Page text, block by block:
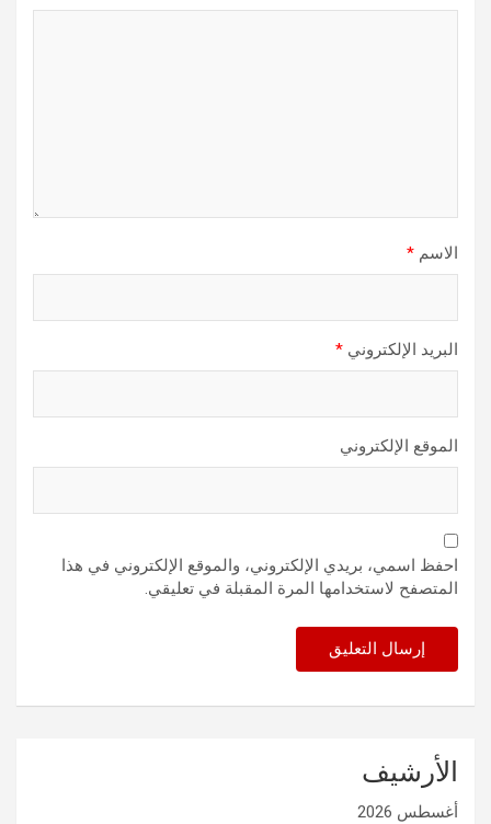
الاسم *
البريد الإلكتروني *
الموقع الإلكتروني
احفظ اسمي، بريدي الإلكتروني، والموقع الإلكتروني في هذا
المتصفح لاستخدامها المرة المقبلة في تعليقي.
الأرشيف
أغسطس 2026